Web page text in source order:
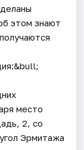
этом знают
место
2, со
Эрмитажа